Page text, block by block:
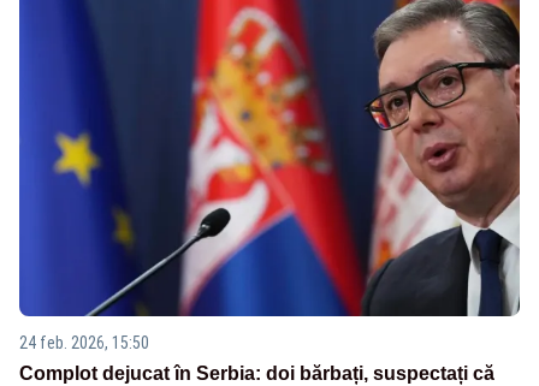
24 feb. 2026, 15:50
Complot dejucat în Serbia: doi bărbați, suspectați că